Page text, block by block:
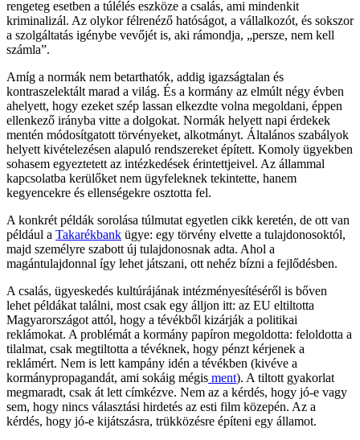
rengeteg esetben a túlélés eszköze a csalás, ami mindenkit
kriminalizál. Az olykor félrenéző hatóságot, a vállalkozót, és sokszor
a szolgáltatás igénybe vevőjét is, aki rámondja, „persze, nem kell
számla”.
Amíg a normák nem betarthatók, addig igazságtalan és
kontraszelektált marad a világ. És a kormány az elmúlt négy évben
ahelyett, hogy ezeket szép lassan elkezdte volna megoldani, éppen
ellenkező irányba vitte a dolgokat. Normák helyett napi érdekek
mentén módosítgatott törvényeket, alkotmányt. Általános szabályok
helyett kivételezésen alapuló rendszereket épített. Komoly ügyekben
sohasem egyeztetett az intézkedések érintettjeivel. Az állammal
kapcsolatba kerülőket nem ügyfeleknek tekintette, hanem
kegyencekre és ellenségekre osztotta fel.
A konkrét példák sorolása túlmutat egyetlen cikk keretén, de ott van
például a Takarékbank ügye: egy törvény elvette a tulajdonosoktól,
majd személyre szabott új tulajdonosnak adta. Ahol a
magántulajdonnal így lehet játszani, ott nehéz bízni a fejlődésben.
A csalás, ügyeskedés kultúrájának intézményesítéséről is bőven
lehet példákat találni, most csak egy álljon itt: az EU eltiltotta
Magyarországot attól, hogy a tévékből kizárják a politikai
reklámokat. A problémát a kormány papíron megoldotta: feloldotta a
tilalmat, csak megtiltotta a tévéknek, hogy pénzt kérjenek a
reklámért. Nem is lett kampány idén a tévékben (kivéve a
kormánypropagandát, ami sokáig mégis ment). A tiltott gyakorlat
megmaradt, csak át lett címkézve. Nem az a kérdés, hogy jó-e vagy
sem, hogy nincs választási hirdetés az esti film közepén. Az a
kérdés, hogy jó-e kijátszásra, trükközésre építeni egy államot.